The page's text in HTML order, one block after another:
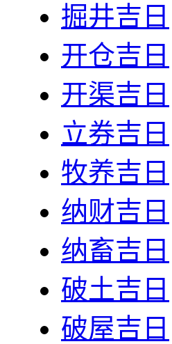
掘井吉日
开仓吉日
开渠吉日
立券吉日
牧养吉日
纳财吉日
纳畜吉日
破土吉日
破屋吉日